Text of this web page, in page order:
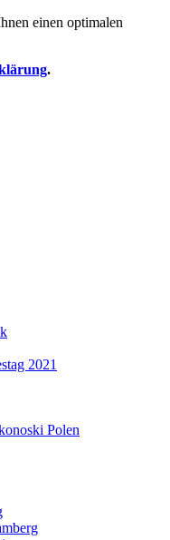
einen optimalen
.
2021
Polen